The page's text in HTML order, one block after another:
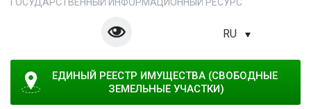
RU
ЕДИНЫЙ РЕЕСТР ИМУЩЕСТВА (СВОБОДНЫЕ
ЗЕМЕЛЬНЫЕ УЧАСТКИ)